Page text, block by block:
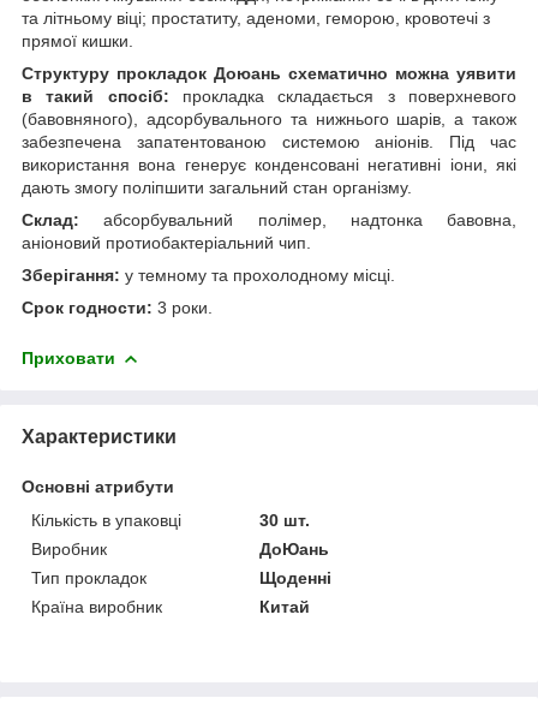
та літньому віці; простатиту, аденоми, геморою, кровотечі з
прямої кишки.
Структуру прокладок Доюань схематично можна уявити
в такий спосіб: прокладка складається з поверхневого
(бавовняного), адсорбувального та нижнього шарів, а також
забезпечена запатентованою системою аніонів. Під час
використання вона генерує конденсовані негативні іони, які
дають змогу поліпшити загальний стан організму.
Склад: абсорбувальний полімер, надтонка бавовна,
аніоновий протиобактеріальний чип.
Зберігання: у темному та прохолодному місці.
Срок годности: 3 роки.
Приховати
Характеристики
Основні атрибути
Кількість в упаковці
30 шт.
Виробник
ДоЮань
Тип прокладок
Щоденні
Країна виробник
Китай